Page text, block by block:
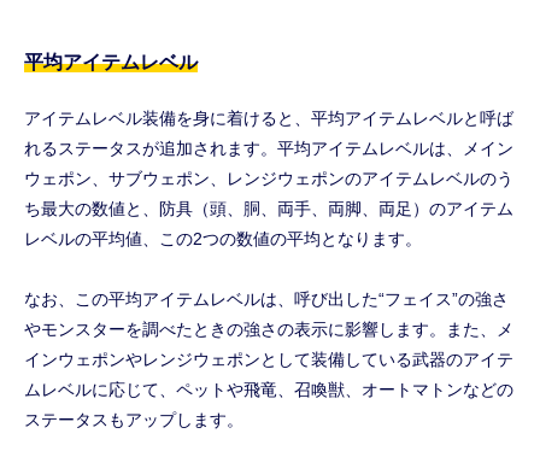
平均アイテムレベル
アイテムレベル装備を身に着けると、平均アイテムレベルと呼ば
れるステータスが追加されます。平均アイテムレベルは、メイン
ウェポン、サブウェポン、レンジウェポンのアイテムレベルのう
ち最大の数値と、防具（頭、胴、両手、両脚、両足）のアイテム
レベルの平均値、この2つの数値の平均となります。
なお、この平均アイテムレベルは、呼び出した“フェイス”の強さ
やモンスターを調べたときの強さの表示に影響します。また、メ
インウェポンやレンジウェポンとして装備している武器のアイテ
ムレベルに応じて、ペットや飛竜、召喚獣、オートマトンなどの
ステータスもアップします。